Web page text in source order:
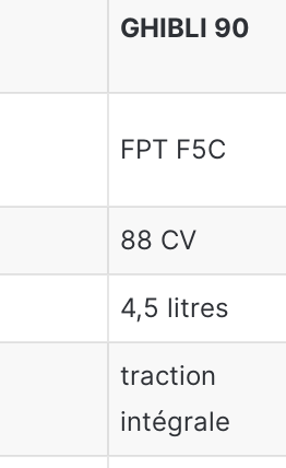
GHIBLI 90
FPT F5C
88 CV
4,5 litres
traction
intégrale